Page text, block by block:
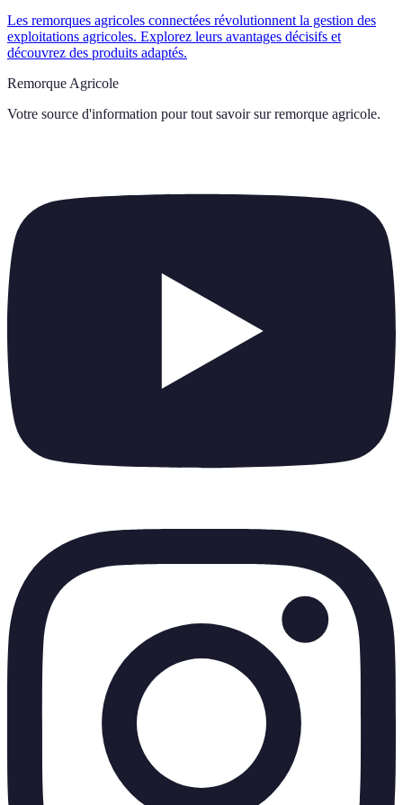
Les remorques agricoles connectées révolutionnent la gestion des
exploitations agricoles. Explorez leurs avantages décisifs et
découvrez des produits adaptés.
Remorque Agricole
Votre source d'information pour tout savoir sur remorque agricole.